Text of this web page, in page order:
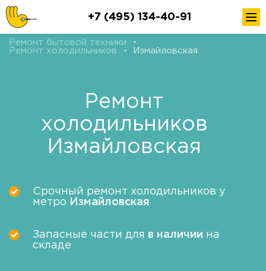
+7 (495) 134-40-91
Ремонт бытовой техники
•
Ремонт холодильников
• Измайловская
Ремонт
холодильников
Измайловская
Срочный ремонт холодильников у
метро
Измайловская
Запасные части для в наличии на
складе